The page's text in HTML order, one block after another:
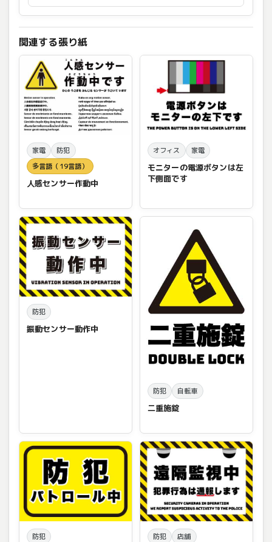
関連する張り紙
家電
防犯
多言語（19言語）
人感センサー作動中
オフィス 家電
モニターの電源ボタンは左
下側面です
防犯
振動センサー動作中
防犯 自転車
二重施錠
防犯 防犯 店舗